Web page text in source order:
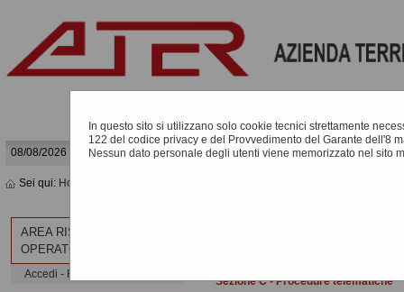
08/08/2026 16:47
Sei qui: Home
In questo sito si utilizzano solo cookie tecnici strettamente
122 del codice privacy e del Provvedimento del Garante dell'8
Nessun dato personale degli utenti viene memorizzato nel sito
Sezione C - Procedure telematiche
AREA RISERVATA
OPERATORE ECONOMICO
Accedi - Registrati